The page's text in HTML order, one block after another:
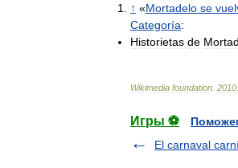
↑ «Mortadelo se
Categoría:
Historietas de
Wikimedia foundation 2010
Игры ⚽
El carnaval